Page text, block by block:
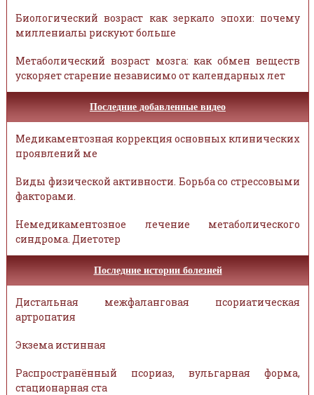
Биологический возраст как зеркало эпохи: почему
миллениалы рискуют больше
Метаболический возраст мозга: как обмен веществ
ускоряет старение независимо от календарных лет
Последние добавленные видео
Медикаментозная коррекция основных клинических
проявлений ме
Виды физической активности. Борьба со стрессовыми
факторами.
Немедикаментозное лечение метаболического
синдрома. Диетотер
Последние истории болезней
Дистальная межфаланговая псориатическая
артропатия
Экзема истинная
Распространённый псориаз, вульгарная форма,
стационарная ста